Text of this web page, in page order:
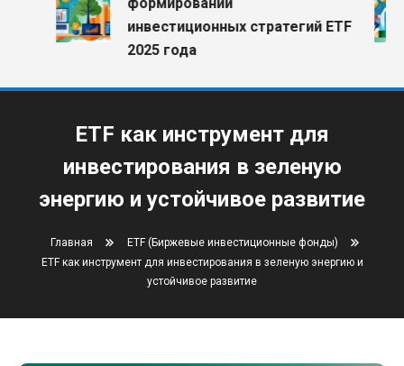
инвестиционных стратегий ETF
2025 года
ETF как инструмент для
инвестирования в зеленую
энергию и устойчивое развитие
Главная
ETF (Биржевые инвестиционные фонды)
ETF как инструмент для инвестирования в зеленую энергию и
устойчивое развитие